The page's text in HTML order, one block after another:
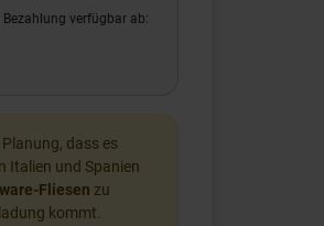
verfügbar ab:
dass es
Italien und Spanien
Fliesen zu
kommt.